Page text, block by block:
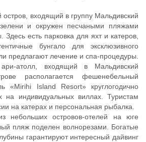
входящий в группу Мальдивский
и окружен песчаными пляжами
Здесь есть парковка для яхт и катеров,
бунгало для эксклюзивного
предлагают лечение и спа-процедуры.
атолл, входящий в Мальдивский
располагается фешенебельный
«Mirihi Island Resort» круглогодично
на индивидуальных виллах. Туристам
на катерах и персональная рыбалка.
небольших островов-отелей на юге
пляж поделен волнорезами. Богатые
гарантируют интересный дайвинг